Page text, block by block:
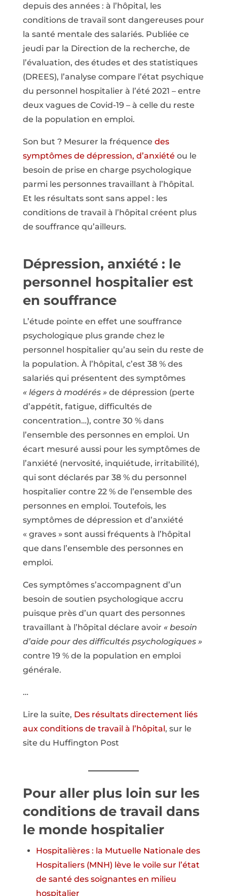
depuis des années : à l’hôpital, les
conditions de travail sont dangereuses pour
la santé mentale des salariés. Publiée ce
jeudi par la Direction de la recherche, de
l’évaluation, des études et des statistiques
(DREES), l’analyse compare l’état psychique
du personnel hospitalier à l’été 2021 – entre
deux vagues de Covid-19 – à celle du reste
de la population en emploi.
Son but ? Mesurer la fréquence des
symptômes de dépression, d’anxiété ou le
besoin de prise en charge psychologique
parmi les personnes travaillant à l’hôpital.
Et les résultats sont sans appel : les
conditions de travail à l’hôpital créent plus
de souffrance qu’ailleurs.
Dépression, anxiété : le
personnel hospitalier est
en souffrance
L’étude pointe en effet une souffrance
psychologique plus grande chez le
personnel hospitalier qu’au sein du reste de
la population. À l’hôpital, c’est 38 % des
salariés qui présentent des symptômes
« légers à modérés »de dépression (perte
d’appétit, fatigue, difficultés de
concentration…), contre 30 % dans
l’ensemble des personnes en emploi. Un
écart mesuré aussi pour les symptômes de
l’anxiété (nervosité, inquiétude, irritabilité),
qui sont déclarés par 38 % du personnel
hospitalier contre 22 % de l’ensemble des
personnes en emploi. Toutefois, les
symptômes de dépression et d’anxiété
« graves » sont aussi fréquents à l’hôpital
que dans l’ensemble des personnes en
emploi.
Ces symptômes s’accompagnent d’un
besoin de soutien psychologique accru
puisque près d’un quart des personnes
travaillant à l’hôpital déclare avoir « besoin
d’aide pour des difficultés psychologiques »
contre 19 % de la population en emploi
générale.
…
Lire la suite, Des résultats directement liés
aux conditions de travail à l’hôpital, sur le
site du Huffington Post
Pour aller plus loin sur les
conditions de travail dans
le monde hospitalier
Hospitalières : la Mutuelle Nationale des
Hospitaliers (MNH) lève le voile sur l’état
de santé des soignantes en milieu
hospitalier